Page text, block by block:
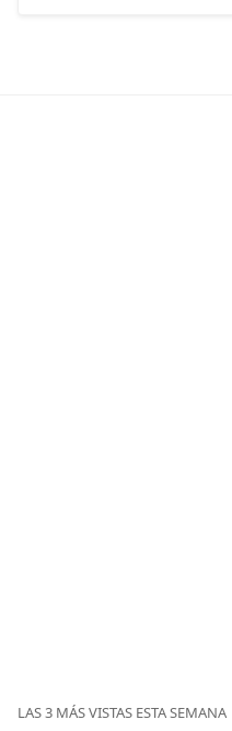
LAS 3 MÁS VISTAS ESTA SEMANA